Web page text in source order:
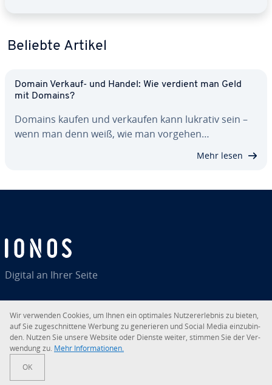
Beliebte Artikel
Domain Verkauf- und Handel: Wie verdient man Geld
mit Domains?
Domains kaufen und verkaufen kann lukrativ sein –
wenn man denn weiß, wie man vorgehen…
Mehr lesen
Digital an Ihrer Seite
© 2026IONOS SE
RSS LinkedIntiktok InstagramFacebookYouTube
Wir verwenden Cookies, um Ihnen ein optimales Nut­zer­er­leb­nis zu bieten,
auf Sie zu­ge­schnit­te­ne Werbung zu ge­ne­rie­ren und Social Media ein­zu­bin­
den. Nutzen Sie unsere Website oder Dienste weiter, stimmen Sie der Ver­
wen­dung zu. Mehr In­for­ma­tio­nen.
OK